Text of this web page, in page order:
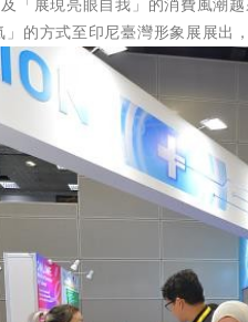
「展現亮眼自我」的消費風潮
的方式至印尼臺灣形象展展出